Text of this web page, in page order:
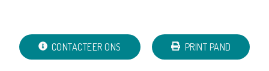
CONTACTEER ONS PRINT PAND